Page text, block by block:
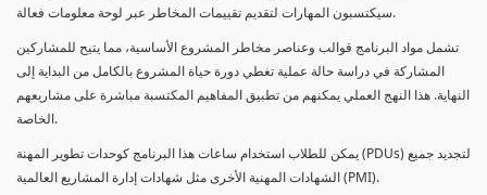
سيكتسبون المهارات لتقديم تقييمات المخاطر عبر لوحة معلومات فعالة.
تشمل مواد البرنامج قوالب وعناصر مخاطر المشروع الأساسية، مما يتيح للمشاركين
المشاركة في دراسة حالة عملية تغطي دورة حياة المشروع بالكامل من البداية إلى
النهاية. هذا النهج العملي يمكنهم من تطبيق المفاهيم المكتسبة مباشرة على مشاريعهم
الخاصة.
يمكن للطلاب استخدام ساعات هذا البرنامج كوحدات تطوير المهنة (PDUs) لتجديد جميع
الشهادات المهنية الأخرى مثل شهادات إدارة المشاريع العالمية (PMI).